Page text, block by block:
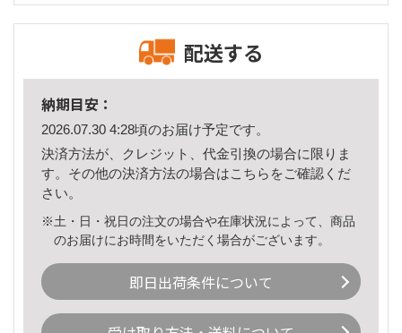
配送する
納期目安：
2026.07.30 4:28頃のお届け予定です。
決済方法が、クレジット、代金引換の場合に限りま
す。その他の決済方法の場合はこちら をご確認くだ
さい。
※土・日・祝日の注文の場合や在庫状況によって、商品
のお届けにお時間をいただく場合がございます。
即日出荷条件について